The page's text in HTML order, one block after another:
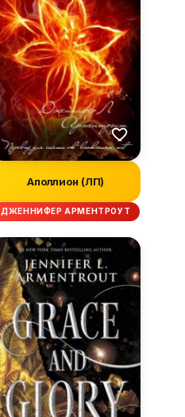
Аполлион (ЛП)
ДЖЕННИФЕР АРМЕНТРОУТ